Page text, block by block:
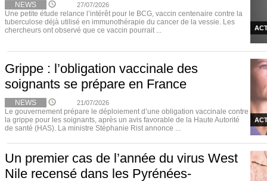
NEWS 27/07/2026
Une petite étude relance l’intérêt pour le BCG, vaccin centenaire contre la
tuberculose déjà utilisé en immunothérapie du cancer de la vessie. Les
chercheurs ont observé que ce vaccin pourrait ...
Grippe : l’obligation vaccinale des
soignants se prépare en France
NEWS 21/07/2026
Le gouvernement prépare le déploiement d’une obligation vaccinale contre
la grippe pour les soignants, après un avis favorable de la Haute Autorité
de santé (HAS). La ministre Stéphanie Rist annonce ...
Un premier cas de l’année du virus West
Nile recensé dans les Pyrénées-